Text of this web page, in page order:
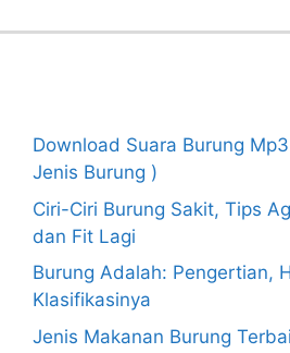
Download Suara Burung
Jenis Burung )
Ciri-Ciri Burung Sakit, Tips
dan Fit Lagi
Burung Adalah: Pengertian,
Klasifikasinya
Jenis Makanan Burung